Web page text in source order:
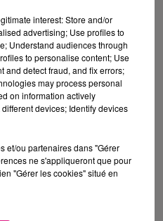
de
de
FC
interest: Store and/or
advertising; Use profiles to
Understand audiences through
to personalise content; Use
and detect fraud, and fix errors;
may process personal
on information actively
devices; Identify devices
et/ou partenaires dans "Gérer
ne s'appliqueront que pour
"Gérer les cookies" situé en